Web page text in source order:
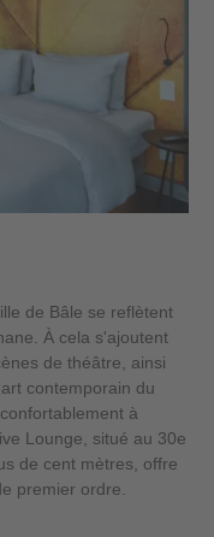
de Bâle se reflètent
À cela s'ajoutent
de théâtre, ainsi
contemporain du
à
Lounge, situé au 30e
de cent mètres, offre
premier ordre.